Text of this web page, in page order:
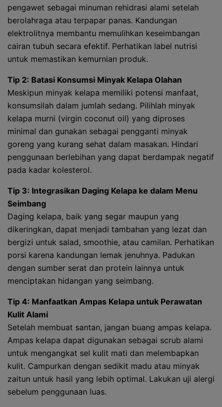
pengawet sebagai minuman rehidrasi alami setelah
berolahraga atau terpapar panas. Kandungan
elektrolitnya membantu memulihkan keseimbangan
cairan tubuh secara efektif. Perhatikan label nutrisi
untuk memastikan kemurnian produk.
Tip 2: Batasi Konsumsi Minyak Kelapa Olahan
Meskipun minyak kelapa memiliki potensi manfaat,
konsumsilah dalam jumlah sedang. Pilihlah minyak
kelapa murni (virgin coconut oil) yang diproses
minimal dan gunakan sebagai pengganti minyak
goreng yang kurang sehat dalam masakan. Hindari
penggunaan berlebihan yang dapat berdampak negatif
pada kadar kolesterol.
Tip 3: Integrasikan Daging Kelapa ke dalam Menu
Seimbang
Daging kelapa, baik yang segar maupun yang
dikeringkan, dapat menjadi tambahan yang lezat dan
bergizi untuk salad, smoothie, atau camilan. Perhatikan
porsi karena kandungan lemak jenuhnya. Padukan
dengan sumber serat dan protein lainnya untuk
menciptakan hidangan yang seimbang.
Tip 4: Manfaatkan Ampas Kelapa untuk Perawatan
Kulit Alami
Setelah membuat santan, jangan buang ampas kelapa.
Ampas kelapa dapat digunakan sebagai scrub alami
untuk mengangkat sel kulit mati dan melembapkan
kulit. Campurkan dengan sedikit madu atau minyak
zaitun untuk hasil yang lebih optimal. Lakukan uji alergi
sebelum penggunaan luas.